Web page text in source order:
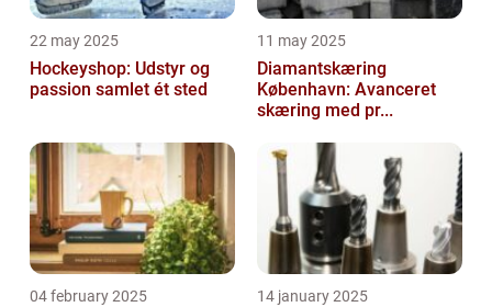
22 may 2025
Hockeyshop: Udstyr og
passion samlet ét sted
11 may 2025
Diamantskæring
København: Avanceret
skæring med pr...
04 february 2025 14 january 2025